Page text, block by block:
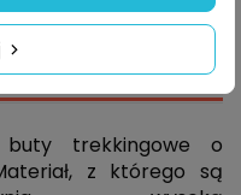
trekkingowe o
z którego są